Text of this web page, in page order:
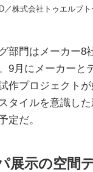
／株式会社トゥエルブト
部門はメーカー8
9月にメーカーと
作プロジェクト
タイルを意識し
定だ。
展示の空間